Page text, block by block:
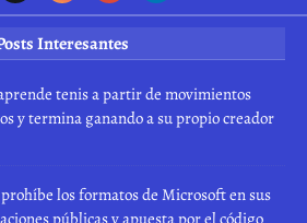
Interesantes
tenis a partir de movimientos
y termina ganando a su propio creador
los formatos de Microsoft en sus
públicas y apuesta por el código